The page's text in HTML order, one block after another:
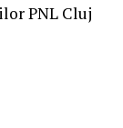
PNL Cluj